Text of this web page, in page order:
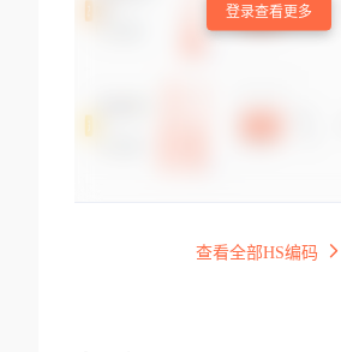
登录查看更多
查看全部HS编码